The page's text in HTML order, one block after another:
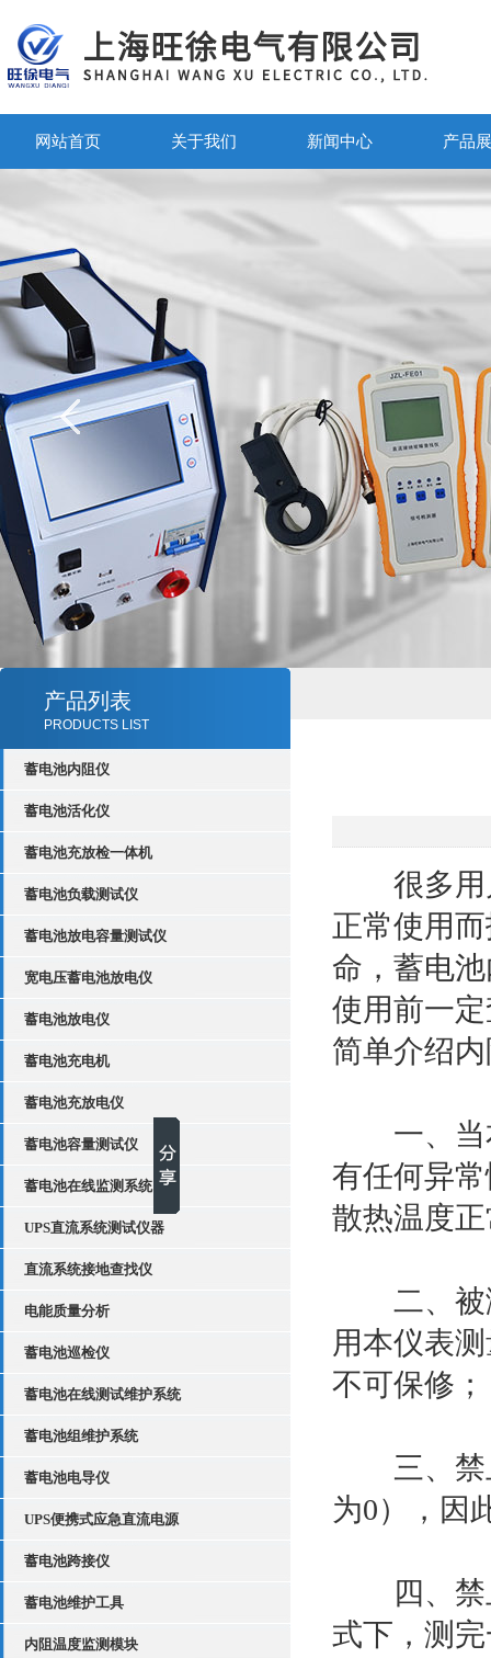
网站首页 关于我们 新闻中心 产品
产品列表
PRODUCTS LIST
蓄电池内阻仪
蓄电池活化仪
蓄电池充放检一体机
蓄电池负载测试仪
蓄电池放电容量测试仪
宽电压蓄电池放电仪
蓄电池放电仪
蓄电池充电机
蓄电池充放电仪
蓄电池容量测试仪
蓄电池在线监测系统
UPS直流系统测试仪器
直流系统接地查找仪
电能质量分析
蓄电池巡检仪
蓄电池在线测试维护系统
蓄电池组维护系统
蓄电池电导仪
UPS便携式应急直流电源
蓄电池跨接仪
蓄电池维护工具
内阻温度监测模块
很多用
正常使用
命，蓄电
使用前一
简单介绍
一、当本
有任何异
散热温度
二、被测
用本仪表
不可保修；
三、禁止
为0），因
四、禁止
式下，测